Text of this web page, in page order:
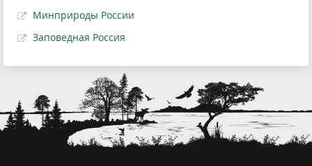
Минприроды России
Заповедная Россия